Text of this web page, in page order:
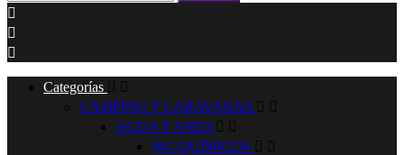



Categorías  
CAMPING Y CARAVANAS  
AGUA Y ASEO  
WC QUIMICOS  